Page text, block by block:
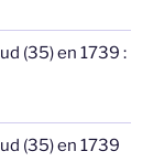
(35) en 1739 :
(35) en 1739